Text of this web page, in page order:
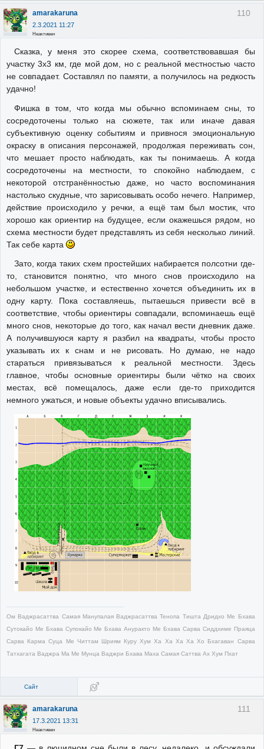
110
amarakaruna
2.3.2021 11:27
Неактивен
Сказка, у меня это скорее схема, соответствовавшая бы
участку 3x3 км, где мой дом, но с реальной местностью часто
не совпадает. Составлял по памяти, а получилось на редкость
удачно!
Фишка в том, что когда мы обычно вспоминаем сны, то
сосредоточены только на сюжете, так или иначе давая
субъективную оценку событиям и привнося эмоциональную
окраску в описания персонажей, продолжая переживать сон,
что мешает просто наблюдать, как ты понимаешь. А когда
сосредоточены на местности, то спокойно наблюдаем, с
некоторой отстранённостью даже, но часто воспоминания
настолько скудные, что зарисовывать особо нечего. Например,
действие происходило у речки, а ещё там был мостик, что
хорошо как ориентир на будущее, если окажешься рядом, но
схема местности будет представлять из себя несколько линий.
Так себе карта
Зато, когда таких схем простейших набирается полсотни где-
то, становится понятно, что много снов происходило на
небольшом участке, и естественно хочется объединить их в
одну карту. Пока составляешь, пытаешься привести всё в
соответствие, чтобы ориентиры совпадали, вспоминаешь ещё
много снов, некоторые до того, как начал вести дневник даже.
А получившуюся карту я разбил на квадраты, чтобы просто
указывать их к снам и не рисовать. Но думаю, не надо
стараться привязываться к реальной местности. Здесь
главное, чтобы основные ориентиры были чётко на своих
местах, всё помещалось, даже если где-то приходится
немного ужаться, и новые объекты удачно вписывались.
Ом Ваджрасаттва Самая Манупалая Ваджрасаттва Тенопа Тишта Дридхо Ме Бхава
Сутокайо Ме Бхава Супокайо Ме Бхава Ануракто Ме Бхава Сарва Сиддхиме Праяца
Сарва Карма Суца Ме Читтам Шриям Куру Хум Ха Ха Ха Ха Хо Бхагаван Сарва
Татхагата Ваджра Ма Ме Мунца Ваджри Бхава Маха Самая Саттва Ах Хум Пхат
Сайт
111
amarakaruna
17.3.2021 13:31
Неактивен